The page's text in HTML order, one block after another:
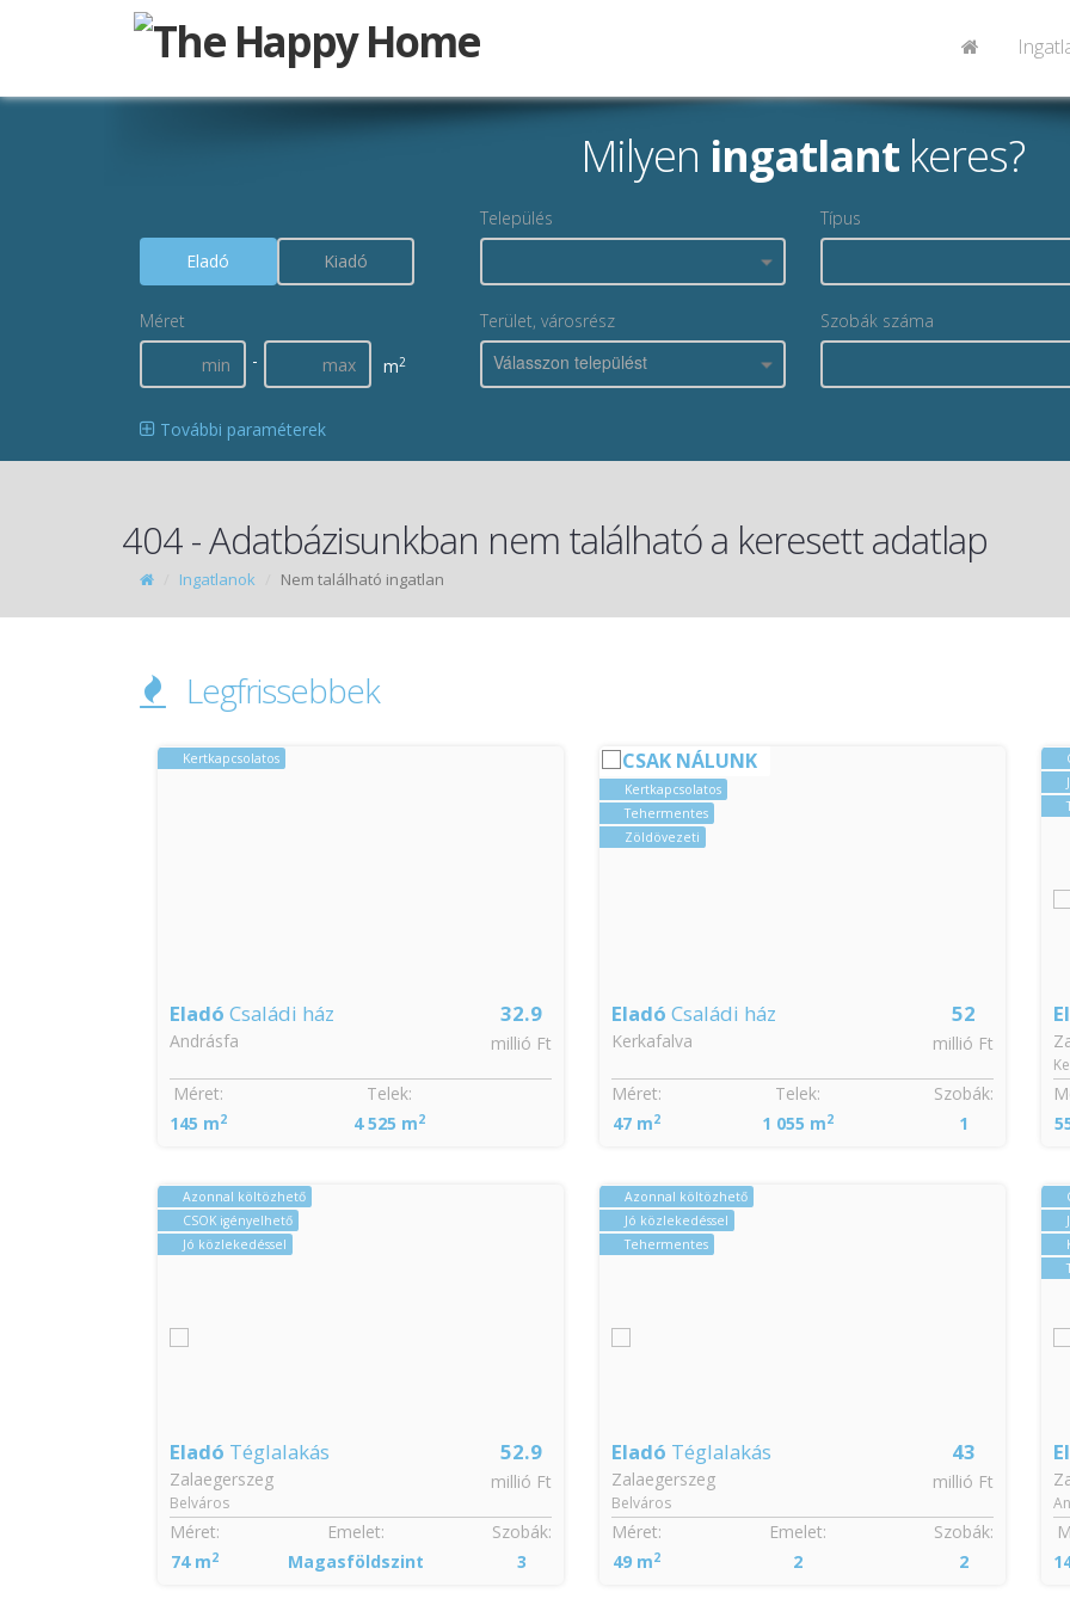
Milyen ingatlant keres?
Eladó Kiadó
Település Típus
Méret
-
m2
Terület, városrész
Válasszon települést
Szobák száma
További paraméterek
404 - Adatbázisunkban nem található a keresett adatlap
Ingatlanok Nem található ingatlan
Legfrissebbek
Kertkapcsolatos
32.9
millió Ft
Eladó Családi ház
Andrásfa
Méret:
145 m2
Telek:
4 525 m2
Azonnal költözhető
CSOK igényelhető
Jó közlekedéssel
52.9
millió Ft
Eladó Téglalakás
Zalaegerszeg
Belváros
Szobák:
3
Méret:
74 m2
Emelet:
Magasföldszint
CSAK NÁLUNK
Kertkapcsolatos
Tehermentes
Zöldövezeti
52
millió Ft
Eladó Családi ház
Kerkafalva
Szobák:
1
Méret:
47 m2
Telek:
1 055 m2
Azonnal költözhető
Jó közlekedéssel
Tehermentes
43
millió Ft
Eladó Téglalakás
Zalaegerszeg
Belváros
Szobák:
2
Méret:
49 m2
Emelet:
2